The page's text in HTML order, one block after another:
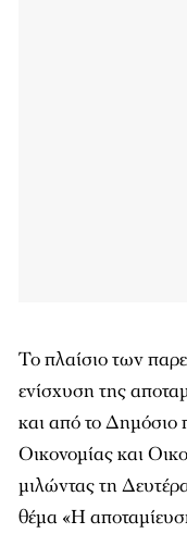
Το πλαίσιο των
ενίσχυση της
και από το Δημόσιο
Οικονομίας και
μιλώντας τη
θέμα «Η